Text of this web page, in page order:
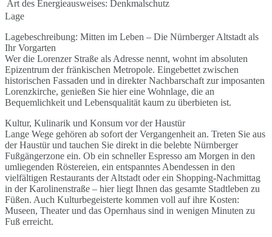
Art des Energieausweises: Denkmalschutz
Lage
Lagebeschreibung: Mitten im Leben – Die Nürnberger Altstadt als
Ihr Vorgarten
Wer die Lorenzer Straße als Adresse nennt, wohnt im absoluten
Epizentrum der fränkischen Metropole. Eingebettet zwischen
historischen Fassaden und in direkter Nachbarschaft zur imposanten
Lorenzkirche, genießen Sie hier eine Wohnlage, die an
Bequemlichkeit und Lebensqualität kaum zu überbieten ist.
Kultur, Kulinarik und Konsum vor der Haustür
Lange Wege gehören ab sofort der Vergangenheit an. Treten Sie aus
der Haustür und tauchen Sie direkt in die belebte Nürnberger
Fußgängerzone ein. Ob ein schneller Espresso am Morgen in den
umliegenden Röstereien, ein entspanntes Abendessen in den
vielfältigen Restaurants der Altstadt oder ein Shopping-Nachmittag
in der Karolinenstraße – hier liegt Ihnen das gesamte Stadtleben zu
Füßen. Auch Kulturbegeisterte kommen voll auf ihre Kosten:
Museen, Theater und das Opernhaus sind in wenigen Minuten zu
Fuß erreicht.